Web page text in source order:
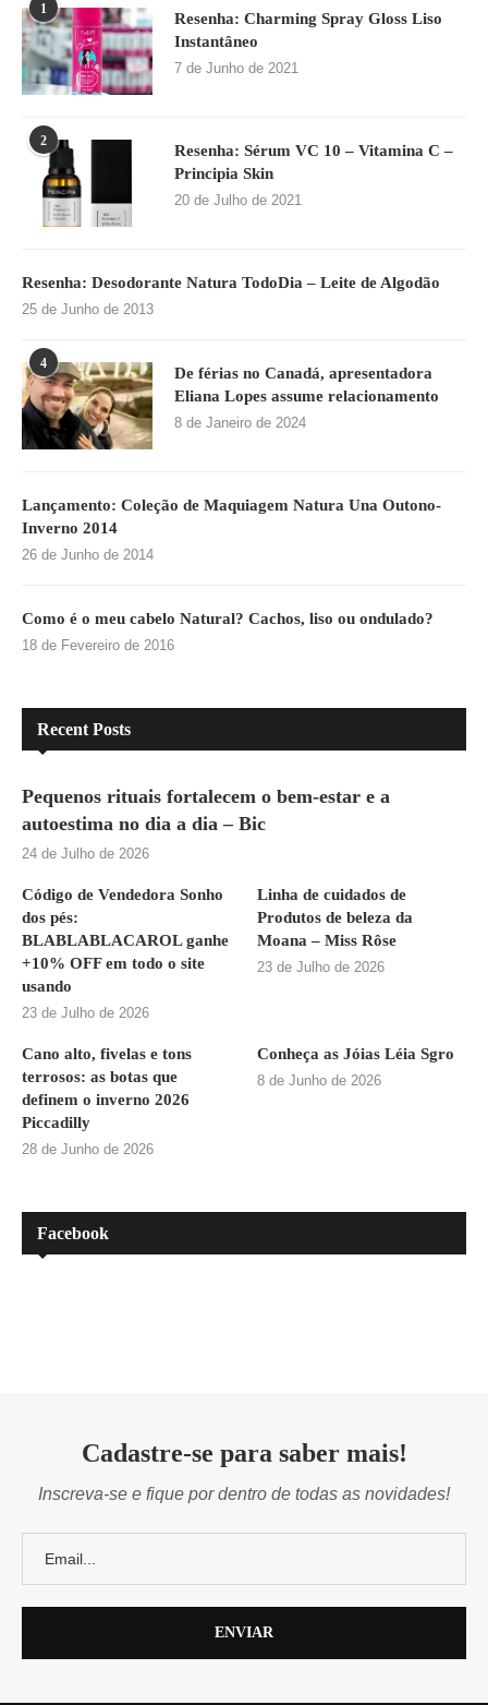
1
Resenha: Charming Spray Gloss Liso
Instantâneo
7 de Junho de 2021
2
Resenha: Sérum VC 10 – Vitamina C –
Principia Skin
20 de Julho de 2021
Resenha: Desodorante Natura TodoDia – Leite de Algodão
25 de Junho de 2013
4
De férias no Canadá, apresentadora
Eliana Lopes assume relacionamento
8 de Janeiro de 2024
Lançamento: Coleção de Maquiagem Natura Una Outono-
Inverno 2014
26 de Junho de 2014
Como é o meu cabelo Natural? Cachos, liso ou ondulado?
18 de Fevereiro de 2016
Recent Posts
Pequenos rituais fortalecem o bem-estar e a
autoestima no dia a dia – Bic
24 de Julho de 2026
Código de Vendedora Sonho
dos pés:
BLABLABLACAROL ganhe
+10% OFF em todo o site
usando
23 de Julho de 2026
Linha de cuidados de
Produtos de beleza da
Moana – Miss Rôse
23 de Julho de 2026
Cano alto, fivelas e tons
terrosos: as botas que
definem o inverno 2026
Piccadilly
28 de Junho de 2026
Conheça as Jóias Léia Sgro
8 de Junho de 2026
Facebook
Cadastre-se para saber mais!
Inscreva-se e fique por dentro de todas as novidades!